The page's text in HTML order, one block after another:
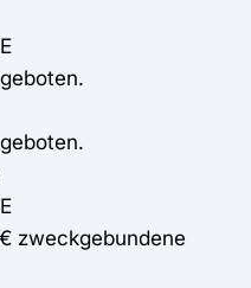
zweckgebundene